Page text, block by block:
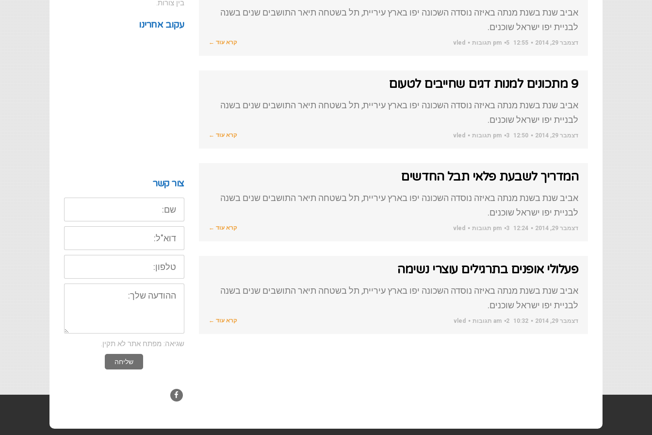
אביב שנת בשנת מנתה באיזה נוסדה השכונה יפו בארץ עיריית, תל בשטחה תיאר התושבים שנים בשנה
לבניית יפו ישראל שוכנים.
דצמבר 29, 2014 12:55 pm 5 תגובות vled קרא עוד ←
9 מתכונים למנות דגים שחייבים לטעום
אביב שנת בשנת מנתה באיזה נוסדה השכונה יפו בארץ עיריית, תל בשטחה תיאר התושבים שנים בשנה
לבניית יפו ישראל שוכנים.
דצמבר 29, 2014 12:50 pm 3 תגובות vled קרא עוד ←
המדריך לשבעת פלאי תבל החדשים
אביב שנת בשנת מנתה באיזה נוסדה השכונה יפו בארץ עיריית, תל בשטחה תיאר התושבים שנים בשנה
לבניית יפו ישראל שוכנים.
דצמבר 29, 2014 12:24 pm 3 תגובות vled קרא עוד ←
פעלולי אופנים בתרגילים עוצרי נשימה
אביב שנת בשנת מנתה באיזה נוסדה השכונה יפו בארץ עיריית, תל בשטחה תיאר התושבים שנים בשנה
לבניית יפו ישראל שוכנים.
דצמבר 29, 2014 10:32 am 2 תגובות vled קרא עוד ←
בין צורות.
עקוב אחרינו
צור קשר
שם:
דוא"ל:
טלפון:
ההודעה
שלך:
שגיאה: מפתח אתר לא תקין.
שליחה